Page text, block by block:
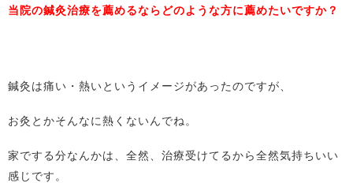
当院の鍼灸治療を薦めるならどのような方に薦めたいですか？
鍼灸は痛い・熱いというイメージがあったのですが、
お灸とかそんなに熱くないんでね。
家でする分なんかは、全然、治療受けてるから全然気持ちいい
感じです。